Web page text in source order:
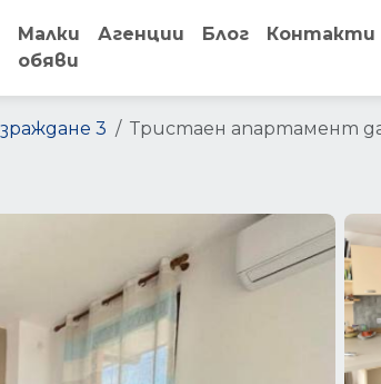
Малки
обяви
Агенции Блог Контакти
3 Тристаен апартамент